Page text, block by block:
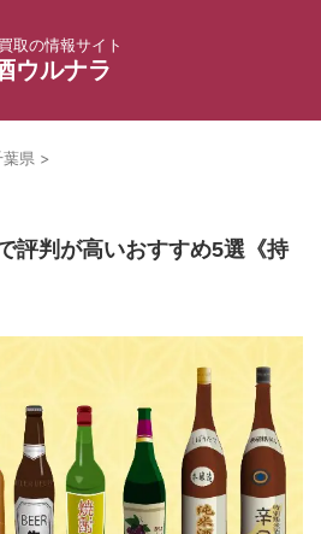
取の情報サイト
ウルナラ
葉県 >
評判が高いおすすめ5選《持